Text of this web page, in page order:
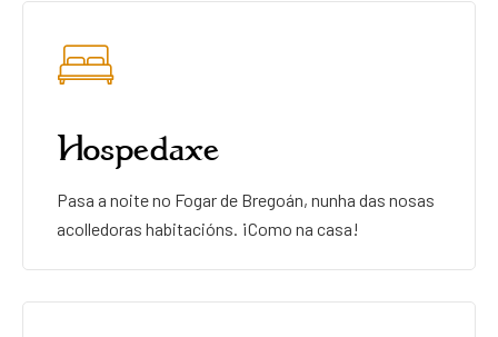
Hospedaxe
Pasa a noite no Fogar de Bregoán, nunha das nosas
acolledoras habitacións. ¡Como na casa!